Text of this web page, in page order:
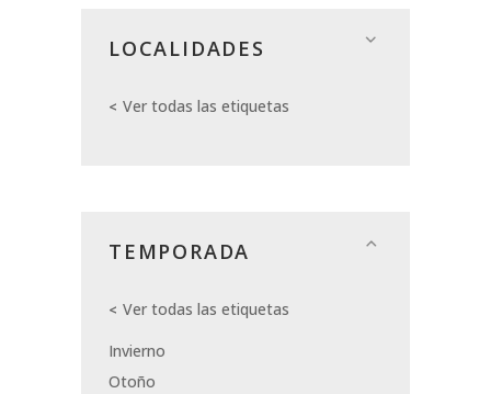
LOCALIDADES
Ver todas las etiquetas
TEMPORADA
Ver todas las etiquetas
Invierno
Otoño